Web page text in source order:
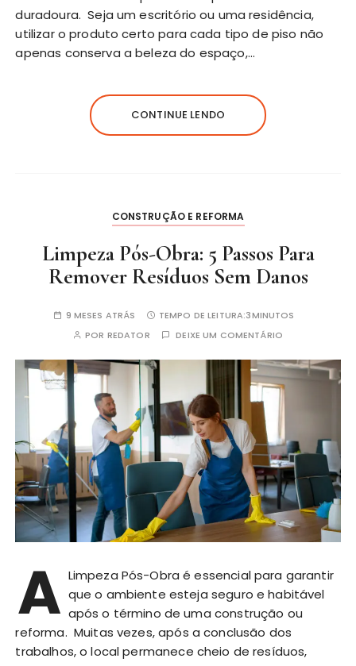
duradoura. Seja um escritório ou uma residência,
utilizar o produto certo para cada tipo de piso não
apenas conserva a beleza do espaço,…
CONTINUE LENDO
CONSTRUÇÃO E REFORMA
Limpeza Pós-Obra: 5 Passos Para
Remover Resíduos Sem Danos
9 MESES ATRÁS TEMPO DE LEITURA:3MINUTOS
POR REDATOR DEIXE UM COMENTÁRIO
A Limpeza Pós-Obra é essencial para garantir
que o ambiente esteja seguro e habitável
após o término de uma construção ou
reforma. Muitas vezes, após a conclusão dos
trabalhos, o local permanece cheio de resíduos,